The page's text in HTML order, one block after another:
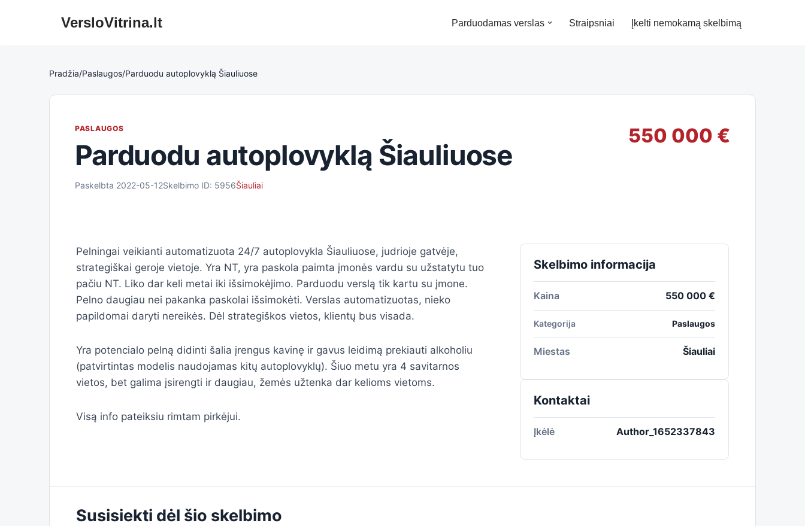
VersloVitrina.lt Parduodamas verslas Straipsniai Įkelti nemokamą skelbimą
Pradžia/Paslaugos/Parduodu autoplovyklą Šiauliuose
PASLAUGOS
Parduodu autoplovyklą Šiauliuose
Paskelbta 2022-05-12Skelbimo ID: 5956Šiauliai
550 000 €
Pelningai veikianti automatizuota 24/7 autoplovykla Šiauliuose, judrioje gatvėje,
strategiškai geroje vietoje. Yra NT, yra paskola paimta įmonės vardu su užstatytu tuo
pačiu NT. Liko dar keli metai iki išsimokėjimo. Parduodu verslą tik kartu su įmone.
Pelno daugiau nei pakanka paskolai išsimokėti. Verslas automatizuotas, nieko
papildomai daryti nereikės. Dėl strategiškos vietos, klientų bus visada.
Yra potencialo pelną didinti šalia įrengus kavinę ir gavus leidimą prekiauti alkoholiu
(patvirtintas modelis naudojamas kitų autoplovyklų). Šiuo metu yra 4 savitarnos
vietos, bet galima įsirengti ir daugiau, žemės užtenka dar kelioms vietoms.
Visą info pateiksiu rimtam pirkėjui.
Skelbimo informacija
Kaina 550 000 €
Kategorija Paslaugos
Miestas Šiauliai
Kontaktai
Įkėlė Author_1652337843
Susisiekti dėl šio skelbimo